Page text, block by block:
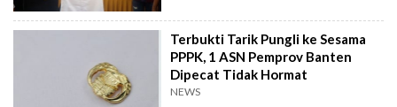
Terbukti Tarik Pungli ke Sesama
PPPK, 1 ASN Pemprov Banten
Dipecat Tidak Hormat
NEWS